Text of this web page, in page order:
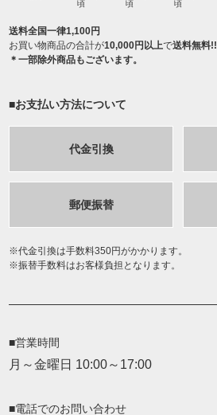
頃
頃
頃
送料全国一律1,100円
お買い物商品の合計が10,000円以上で送料無料!!
＊一部除外商品もございます。
■お支払い方法について
代金引換
郵便振替
代金引換は手数料350円がかかります。
振替手数料はお客様負担となります。
■営業時間
月～金曜日 10:00～17:00
■電話でのお問い合わせ